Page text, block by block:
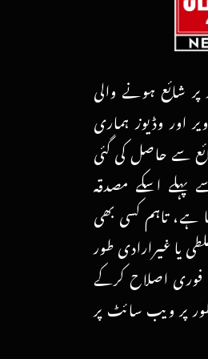
شائع ہونے والی
اور وڈیوز ہماری
سے حاصل کی گئی
اسکے مصدقہ
ہے، تاہم کسی بھی
یا غیرارادی طور
فوری اصلاح کرکے
پر ویب سائٹ پر